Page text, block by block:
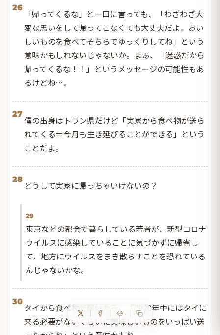
26
「帰ってくるな」と一口に言っても、「わざわざ大
変な思いをして帰ってこなくても大丈夫だよ。おい
しいものを食べてそちらでゆっくりしてね」という
意味かもしれないじゃないか。まぁ、「迷惑だから
帰ってくるな！！」というメッセージの可能性もあ
るけどね…。
27
僕の出身はトラン県だけど「実家から食べ物が送ら
れてくる＝今月も生き延びることができる」という
ことだよ。
28
どうして実家に帰っちゃいけないの？
29
東京などの都会で暮らしている若者が、新型コロナ
ウイルスに感染していることに気づかずに帰省し
て、地方にウイルスをまき散らすことを恐れている
んじゃないかな。
30
タイから食べ物が届いたら、「2020年中にはタイに
来る必要がないくらいに美味しいものをいっぱい送